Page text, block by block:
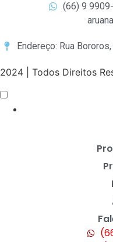
(66) 9
Endereço: Rua
2024 | Todos Direitos